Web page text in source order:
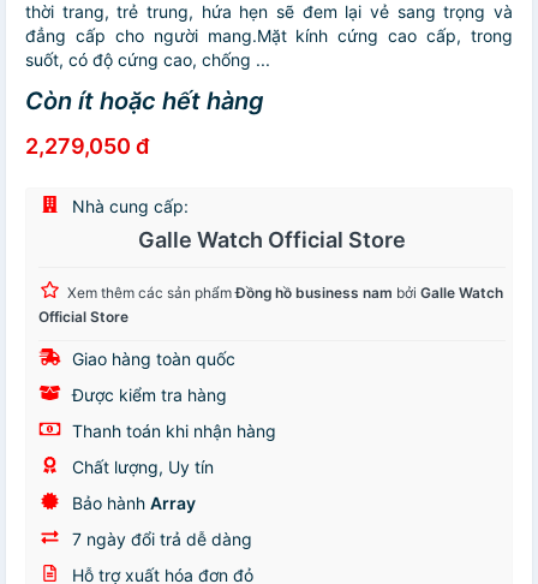
thời trang, trẻ trung, hứa hẹn sẽ đem lại vẻ sang trọng và
đẳng cấp cho người mang.Mặt kính cứng cao cấp, trong
suốt, có độ cứng cao, chống ...
Còn ít hoặc hết hàng
2,279,050 đ
Nhà cung cấp:
Galle Watch Official Store
Xem thêm các sản phẩmĐồng hồ business nam bởi Galle Watch
Official Store
Giao hàng toàn quốc
Được kiểm tra hàng
Thanh toán khi nhận hàng
Chất lượng, Uy tín
Bảo hành Array
7 ngày đổi trả dễ dàng
Hỗ trợ xuất hóa đơn đỏ